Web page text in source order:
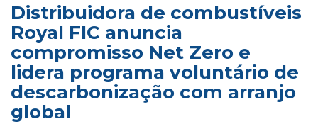
Distribuidora de combustíveis
Royal FIC anuncia
compromisso Net Zero e
lidera programa voluntário de
descarbonização com arranjo
global